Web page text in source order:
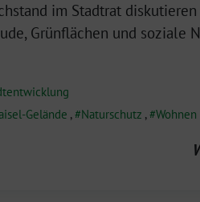
im Stadtrat diskutieren
Grünflächen und soziale
Gelände , Naturschutz , Wohnen